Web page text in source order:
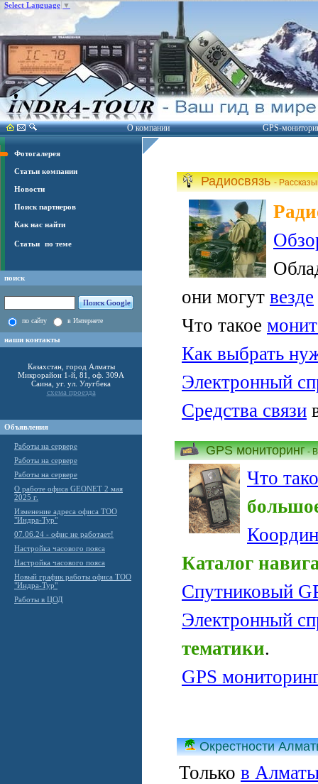
Радиосвязь-
они могут везде
Что такое
Как выбрать
Электронный
Средства связи
GPS мониторинг-
Что
Каталог
Спутниковый
Электронный
тематики.
GPS
Окрестности
Только в
О компании GPS-
Select Language ▼
Фотогалерея
Статьи компании
Новости
Поиск партнеров
Как нас найти
Статьи по теме
поиск
по сайту в Интернете
наши контакты
Казахстан, город Алматы
Микрорайон 1-й, 81, оф. 309А
Саина, уг. ул. Улугбека
схема проезда
Объявления
Работы на сервере
Работы на сервере
Работы на сервере
О работе офиса GEONET 2 мая
2025 г.
Изменение адреса офиса ТОО
"Индра-Тур"
07.06.24 - офис не работает!
Настройка часового пояса
Настройка часового пояса
Новый график работы офиса ТОО
"Индра-Тур"
Работы в ЦОД